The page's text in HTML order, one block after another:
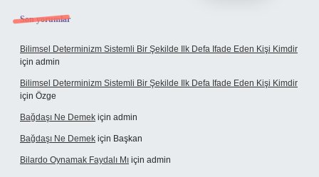
Son yorumlar
Bilimsel Determinizm Sistemli Bir Şekilde Ilk Defa Ifade Eden Kişi Kimdir
için admin
Bilimsel Determinizm Sistemli Bir Şekilde Ilk Defa Ifade Eden Kişi Kimdir
için Özge
Bağdaşı Ne Demek için admin
Bağdaşı Ne Demek için Başkan
Bilardo Oynamak Faydalı Mı için admin